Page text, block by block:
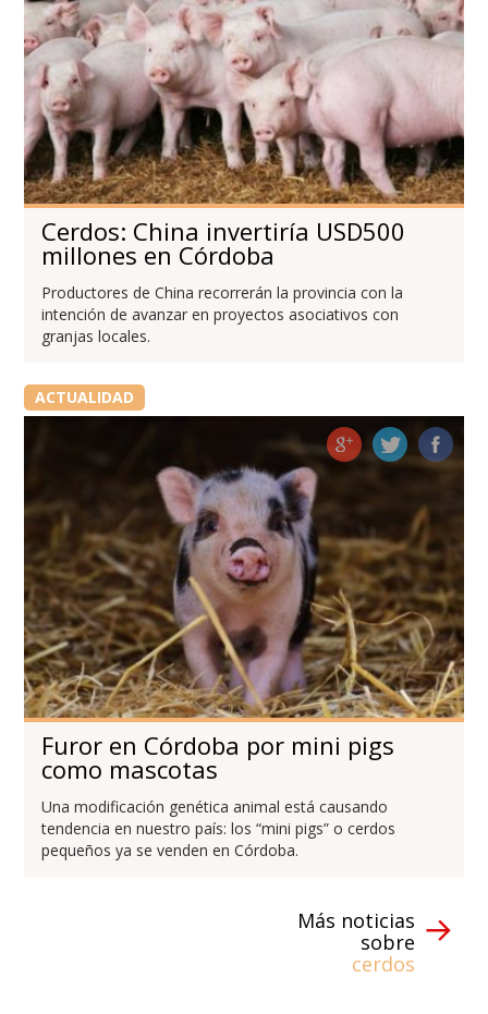
Cerdos: China invertiría USD500
millones en Córdoba
Productores de China recorrerán la provincia con la
intención de avanzar en proyectos asociativos con
granjas locales.
ACTUALIDAD
Furor en Córdoba por mini pigs
como mascotas
Una modificación genética animal está causando
tendencia en nuestro país: los “mini pigs” o cerdos
pequeños ya se venden en Córdoba.
Más noticias
sobre
cerdos